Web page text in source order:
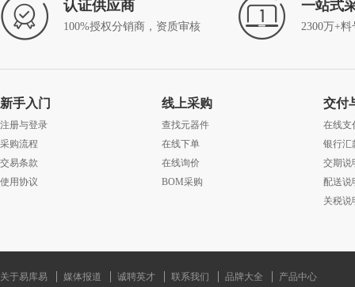
认证供应商
100%授权分销商，资质审核
一站式
2300万+
新手入门
注册与登录
采购流程
交易条款
使用协议
线上采购
查找元器件
在线下单
在线询价
BOM采购
交付
在线支
银行汇
交期说
配送说
关税说
关于易库易 媒体报道 诚聘英才 联系我们 品牌大全
产品中心